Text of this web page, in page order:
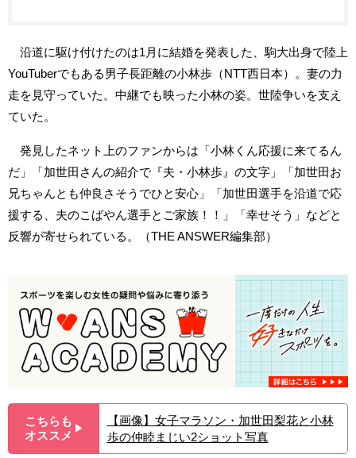
沿道に駆け付けたのは1月に結婚を発表した、駒大出身で陸上
YouTuberでもある男子長距離の小林歩（NTT西日本）。妻の力
走を見守っていた。中継でも映った小林の姿。世陸争いを支え
ていた。
発見したネット上のファンからは「小林くん応援に来てるん
だ」「加世田さんの紹介で『夫・小林歩』の文字」「加世田お
兄ちゃんとも仲良さそうでひと安心」「加世田選手を沿道で応
援する、夫のこばやん選手とご家族！！」「幸せそう」などと
反響が寄せられている。（THE ANSWER編集部）
こちらも
オススメ ▶︎
【画像】女子マラソン・加世田梨花と小林
歩の仲睦まじい2ショット写真